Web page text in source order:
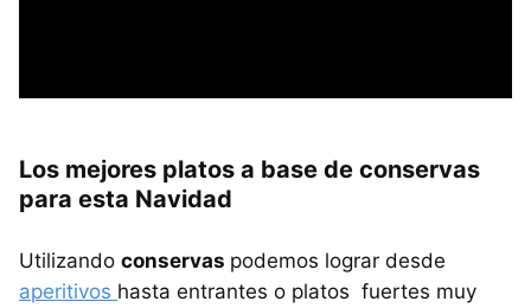
Los mejores platos a base de conservas
para esta Navidad
Utilizando conservas podemos lograr desde
aperitivos hasta entrantes o platos fuertes muy